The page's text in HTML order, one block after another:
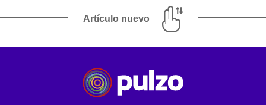
Artículo nuevo